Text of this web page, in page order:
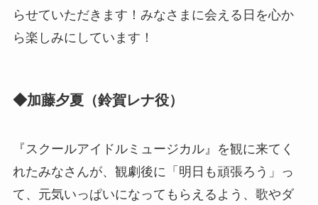
らせていただきます！みなさまに会える日を心か
ら楽しみにしています！
◆加藤夕夏（鈴賀レナ役）
『スクールアイドルミュージカル』を観に来てく
れたみなさんが、観劇後に「明日も頑張ろう」っ
て、元気いっぱいになってもらえるよう、歌やダ